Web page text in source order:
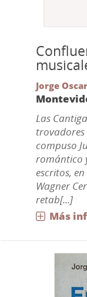
Jorge
Las
trovadores
compuso
romántico
escritos,
Wagner
retab[...]
Más